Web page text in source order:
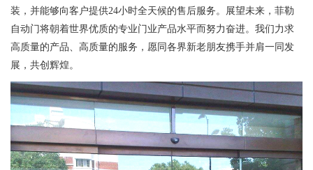
装，并能够向客户提供24小时全天候的售后服务。展望未来，菲勒
自动门将朝着世界优质的专业门业产品水平而努力奋进。我们力求
高质量的产品、高质量的服务，愿同各界新老朋友携手并肩一同发
展，共创辉煌。